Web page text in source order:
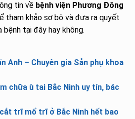
tin về bệnh viện Phương Đông
tham khảo sơ bộ và đưa ra quyết
bệnh tại đây hay không.
Anh – Chuyên gia Sản phụ khoa
chữa ù tai Bắc Ninh uy tín, bác
cắt trĩ mổ trĩ ở Bắc Ninh hết bao